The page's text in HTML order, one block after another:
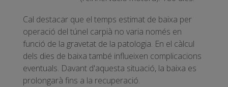
Cal destacar que el temps estimat de baixa per
operació del túnel carpià no varia només en
funció de la gravetat de la patologia. En el càlcul
dels dies de baixa també influeixen complicacions
eventuals. Davant d'aquesta situació, la baixa es
prolongarà fins a la recuperació.